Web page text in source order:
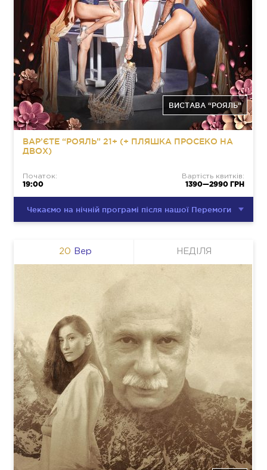
ВИСТАВА “РОЯЛЬ”
ВАР’ЄТЕ “РОЯЛЬ” 21+ (+ ПЛЯШКА ПРОСЕКО НА
ДВОХ)
Початок:
19:00
Вартість квитків:
1390—2990 ГРН
Чекаємо на нічній програмі після нашої Перемоги
Вер
20 НЕДІЛЯ